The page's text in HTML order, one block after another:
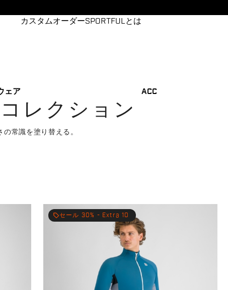
ェア
カスタムオーダーSPORTFULとは
ACC
レクション
常識を塗り替える。
local_offerセール 30% - Extra 10